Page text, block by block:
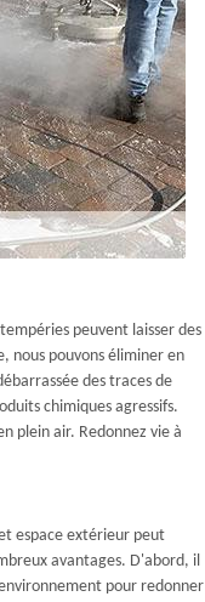
peuvent laisser des
nous pouvons éliminer en
des traces de
chimiques agressifs.
plein air. Redonnez vie à
espace extérieur peut
avantages. D'abord, il
pour redonner